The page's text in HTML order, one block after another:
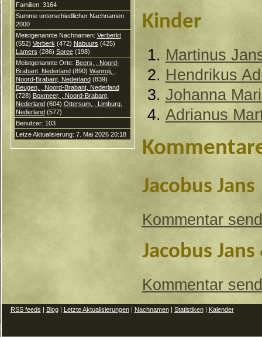
Familien: 3164
Summe unterschiedlicher Nachnamen:
2000
Meistgenannte Nachnamen: Verberkt
(552) Verberk (472) Nabuurs (425)
Lamers (286) Soree(198)
Meistgenannte Orte: Beers, , Noord-
Brabant, Nederland(890) Wanroij, ,
Noord-Brabant, Nederland(839)
Beugen, , Noord-Brabant, Nederland
(728) Boxmeer, , Noord-Brabant,
Nederland(604) Ottersum, , Limburg,
Nederland(577)
Benutzer: 103
Letze Aktualisierung: 7. Mai 2026 20:18
Kinder
Martinus
Hendrikus
Johanna
Adrianus
Jacobus Jans
Kommentar
Jacobus
Kommentar
RSS feeds | Blog| Letzte Aktualisierungen| Nachnamen| Statistiken| Kalender